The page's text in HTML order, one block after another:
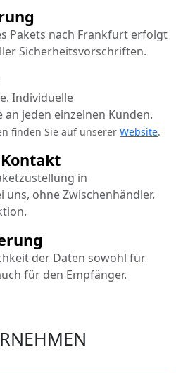
Pakets nach Frankfurt erfolgt
Sicherheitsvorschriften.
der Daten sowohl für
für den Empfänger.
in
ohne Zwischenhändler.
Individuelle
an jeden einzelnen Kunden.
finden Sie auf unserer Website.